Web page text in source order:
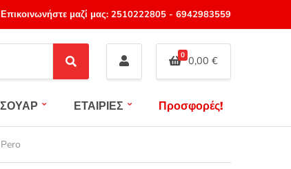
Επικοινωνήστε μαζί μας: 2510222805- 6942983559
S
e
c
0 0,00 €
ΕΤΑΙΡΙΕΣ Προσφορές!